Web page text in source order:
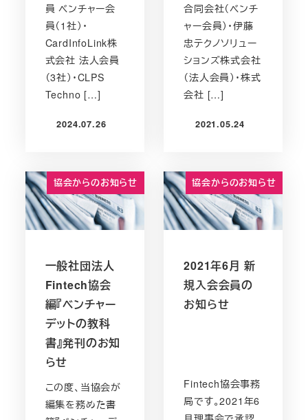
員 ベンチャー会
員（1社）・
CardInfoLink株
式会社 法人会員
（3社）・CLPS
Techno […]
投稿日
2024.07.26
合同会社（ベンチ
ャー会員）・伊藤
忠テクノソリュー
ションズ株式会社
（法人会員）・株式
会社 […]
投稿日
2021.05.24
協会からのお知らせ
一般社団法人
Fintech協会
編『ベンチャー
デットの教科
書』発刊のお知
らせ
この度、当協会が
編集を務めた書
協会からのお知らせ
2021年6月 新
規入会会員の
お知らせ
Fintech協会事務
局です。2021年6